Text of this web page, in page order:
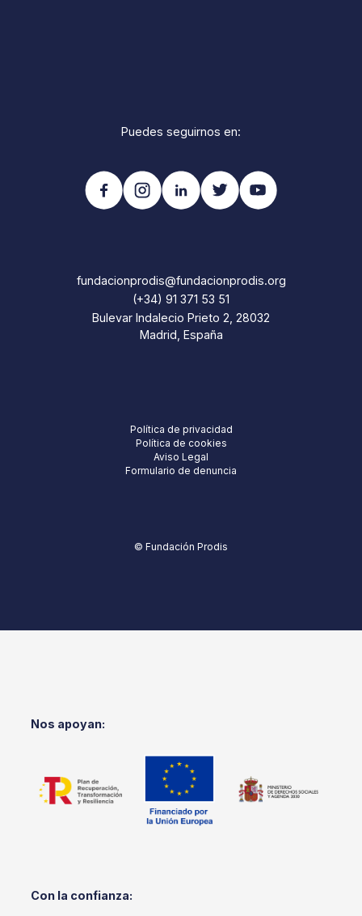
Puedes seguirnos en:
fundacionprodis@fundacionprodis.org
(+34) 91 371 53 51
Bulevar Indalecio Prieto 2, 28032
Madrid, España
Política de privacidad
Política de cookies
Aviso Legal
Formulario de denuncia
© Fundación Prodis
Nos apoyan:
Con la confianza: